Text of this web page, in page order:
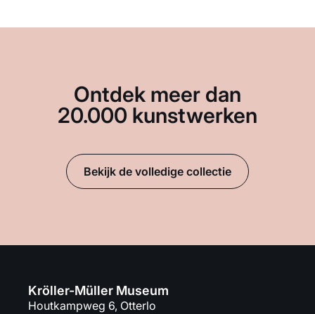
Ontdek meer dan
20.000 kunstwerken
Bekijk de volledige collectie
Kröller-Müller Museum
Houtkampweg 6, Otterlo